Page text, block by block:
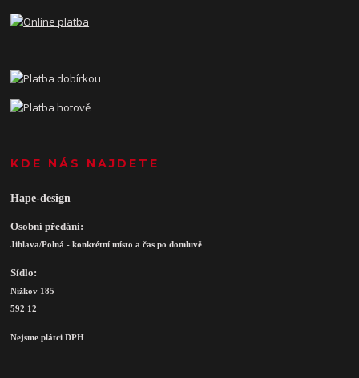
KDE NÁS NAJDETE
Hape-design
Osobní předání:
Jihlava/Polná - konkrétní místo a čas po domluvě
Sídlo:
Nížkov 185
592 12
Nejsme plátci DPH